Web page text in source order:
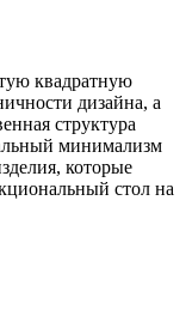
квадратную
дизайна, а
структура
минимализм
которые
стол на